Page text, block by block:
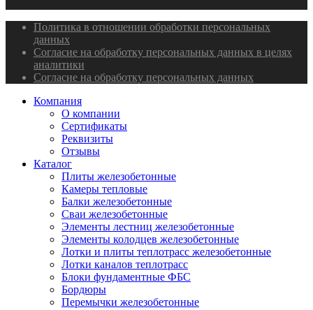
Политика в отношении обработки персональных
данных
Согласие на обработку персональных данных в целях
аналитики
Согласие на обработку персональных данных
Компания
О компании
Сертификаты
Реквизиты
Отзывы
Каталог
Плиты железобетонные
Камеры тепловые
Балки железобетонные
Сваи железобетонные
Элементы лестниц железобетонные
Элементы колодцев железобетонные
Лотки и плиты теплотрасс железобетонные
Лотки каналов теплотрасс
Блоки фундаментные ФБС
Бордюры
Перемычки железобетонные